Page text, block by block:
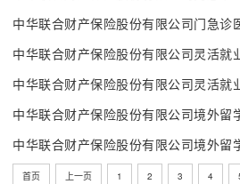
首页 上一页 1 2 3 4